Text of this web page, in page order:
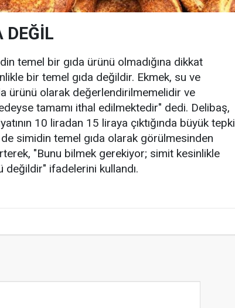
DEĞİL
temel bir gıda ürünü olmadığına dikkat
bir temel gıda değildir. Ekmek, su ve
ürünü olarak değerlendirilmemelidir ve
tamamı ithal edilmektedir" dedi. Delibaş,
10 liradan 15 liraya çıktığında büyük tepki
de simidin temel gıda olarak görülmesinden
"Bunu bilmek gerekiyor; simit kesinlikle
değildir" ifadelerini kullandı.